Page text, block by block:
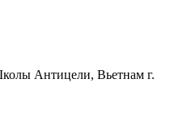
Антицели, Вьетнам г.